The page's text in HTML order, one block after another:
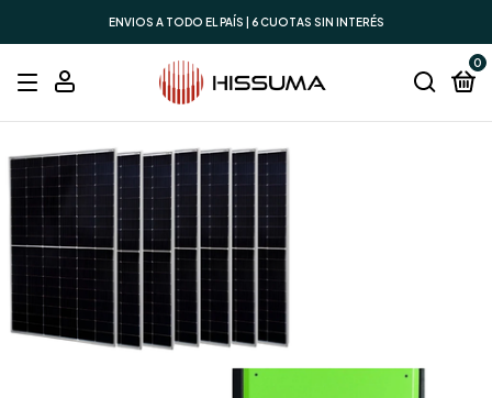
ENVIOS A TODO EL PAÍS | 6 CUOTAS SIN INTERÉS
0